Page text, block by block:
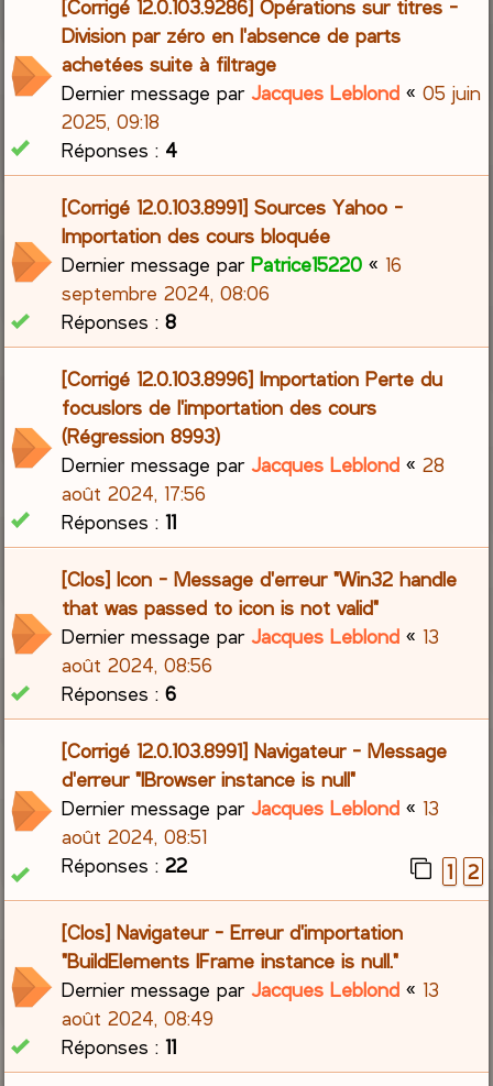
[Corrigé 12.0.103.9286] Opérations sur titres -
Division par zéro en l'absence de parts
achetées suite à filtrage
Dernier message parJacques Leblond «05 juin
2025, 09:18
Réponses : 4
[Corrigé 12.0.103.8991] Sources Yahoo -
Importation des cours bloquée
Dernier message parPatrice15220 « 16
septembre 2024, 08:06
Réponses :8
[Corrigé 12.0.103.8996] Importation Perte du
focuslors de l'importation des cours
(Régression 8993)
Dernier message parJacques Leblond «28
août 2024, 17:56
Réponses :11
[Clos] Icon - Message d'erreur "Win32 handle
that was passed to icon is not valid"
Dernier message parJacques Leblond « 13
août 2024, 08:56
Réponses :6
[Corrigé 12.0.103.8991] Navigateur - Message
d'erreur "IBrowser instance is null"
Dernier message parJacques Leblond « 13
août 2024, 08:51
Réponses :22 1 2
[Clos] Navigateur - Erreur d'importation
"BuildElements IFrame instance is null."
Dernier message parJacques Leblond « 13
août 2024, 08:49
Réponses :11